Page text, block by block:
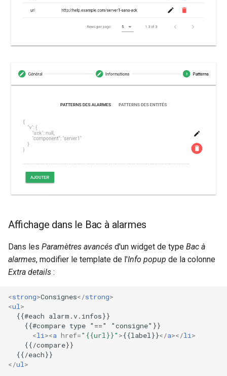
Affichage dans le Bac à alarmes
Dans les Paramètres avancés d'un widget de type Bac à
alarmes, modifier le template de l'Info popup de la colonne
Extra details :
<strong>Consignes</strong>
<ul>
  {{#each alarm.v.infos}}
    {{#compare type "==" "consigne"}}
<li><a href="{{url}}" >{{label}}</a></li>
    {{/compare}}
</ul>